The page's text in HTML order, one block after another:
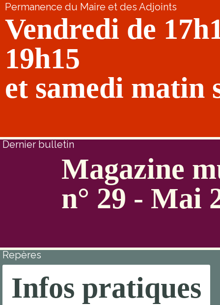
Permanence du Maire et des Adjoints
Vendredi de
19h15
et samedi matin
Dernier bulletin
Magazine
n° 29 - Mai
Repères
Infos pratiques